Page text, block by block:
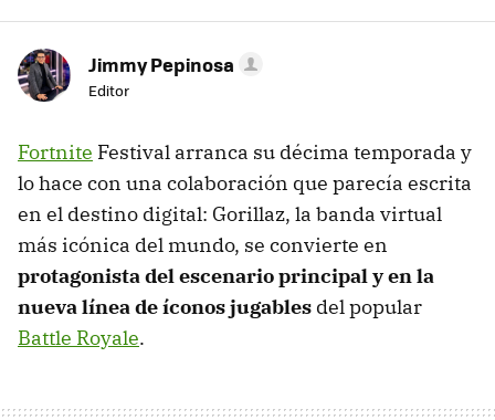
Jimmy Pepinosa
Editor
Fortnite Festival arranca su décima temporada y
lo hace con una colaboración que parecía escrita
en el destino digital: Gorillaz, la banda virtual
más icónica del mundo, se convierte en
protagonista del escenario principal y en la
nueva línea de íconos jugables del popular
Battle Royale.